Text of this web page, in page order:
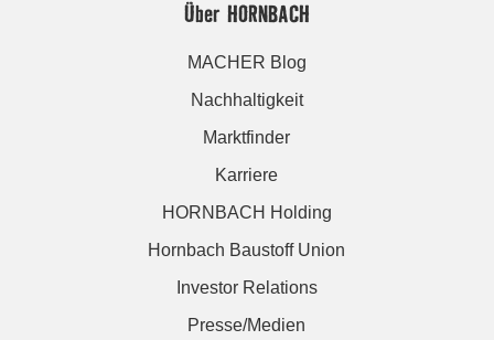
Über HORNBACH
MACHER Blog
Nachhaltigkeit
Marktfinder
Karriere
HORNBACH Holding
Hornbach Baustoff Union
Investor Relations
Presse/Medien